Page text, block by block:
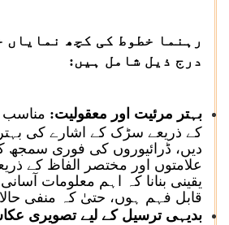
رہنما خطوط کی کچھ نمایاں
درج ذیل شامل ہیں:
بہتر مرئیت اور معقولیت: مناسب
کے ذریعے سڑک کے اشارے کی
دیں، ڈرائیوروں کی فوری سمجھ
علامتوں اور مختصر الفاظ کے
یقینی بنانا کہ اہم معلومات
قابل فہم ہوں، حتیٰ کہ منفی
بدیہی ترسیل کے لیے تصویری